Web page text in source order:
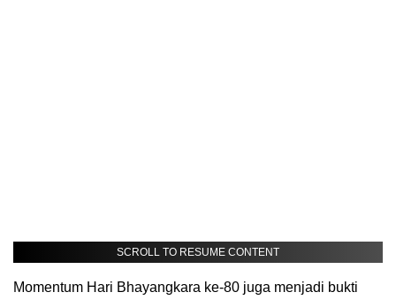
SCROLL TO RESUME CONTENT
Momentum Hari Bhayangkara ke-80 juga menjadi bukti